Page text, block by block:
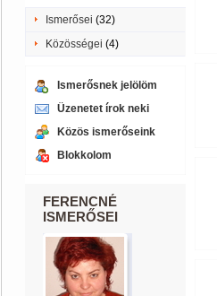
Ismerősei (32)
Közösségei (4)
Ismerősnek jelölöm
Üzenetet írok neki
Közös ismerőseink
Blokkolom
FERENCNÉ
ISMERŐSEI